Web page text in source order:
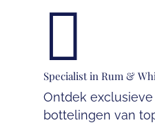

Specialist in Rum &
Ontdek
bottelingen van